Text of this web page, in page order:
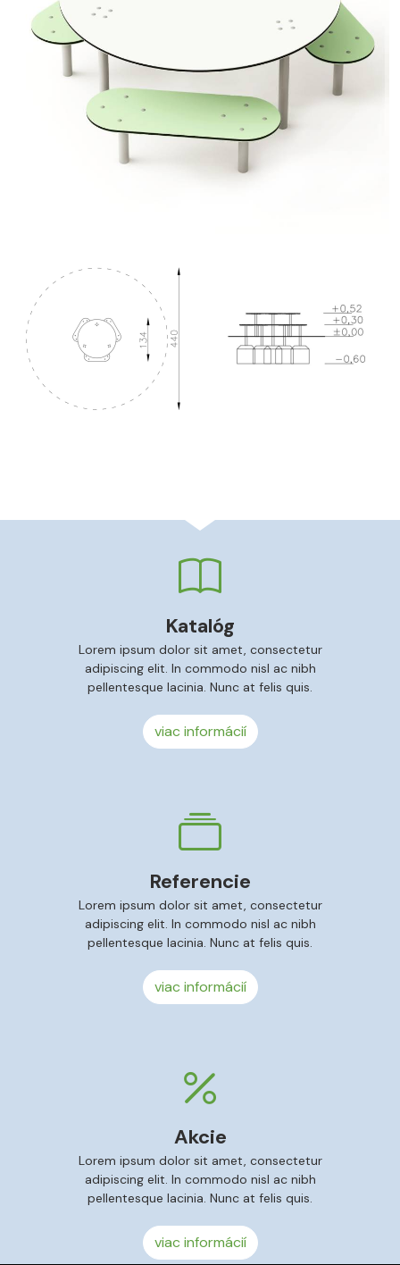
Katalóg
Lorem ipsum dolor sit amet, consectetur
adipiscing elit. In commodo nisl ac nibh
pellentesque lacinia. Nunc at felis quis.
viac informácií
Referencie
Lorem ipsum dolor sit amet, consectetur
adipiscing elit. In commodo nisl ac nibh
pellentesque lacinia. Nunc at felis quis.
viac informácií
Akcie
Lorem ipsum dolor sit amet, consectetur
adipiscing elit. In commodo nisl ac nibh
pellentesque lacinia. Nunc at felis quis.
viac informácií